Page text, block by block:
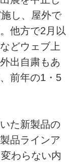
し、屋外で
他方で2月以
どウェブ上
出自粛もあ
前年の1・5
た新製品の
品ラインア
わらない内